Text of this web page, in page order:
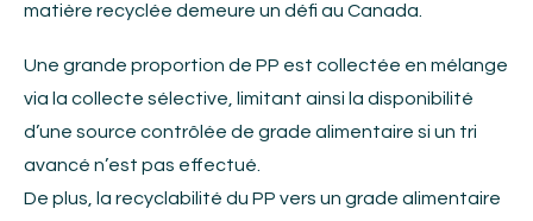
matière recyclée demeure un défi au Canada.
Une grande proportion de PP est collectée en mélange
via la collecte sélective, limitant ainsi la disponibilité
d’une source contrôlée de grade alimentaire si un tri
avancé n’est pas effectué.
De plus, la recyclabilité du PP vers un grade alimentaire